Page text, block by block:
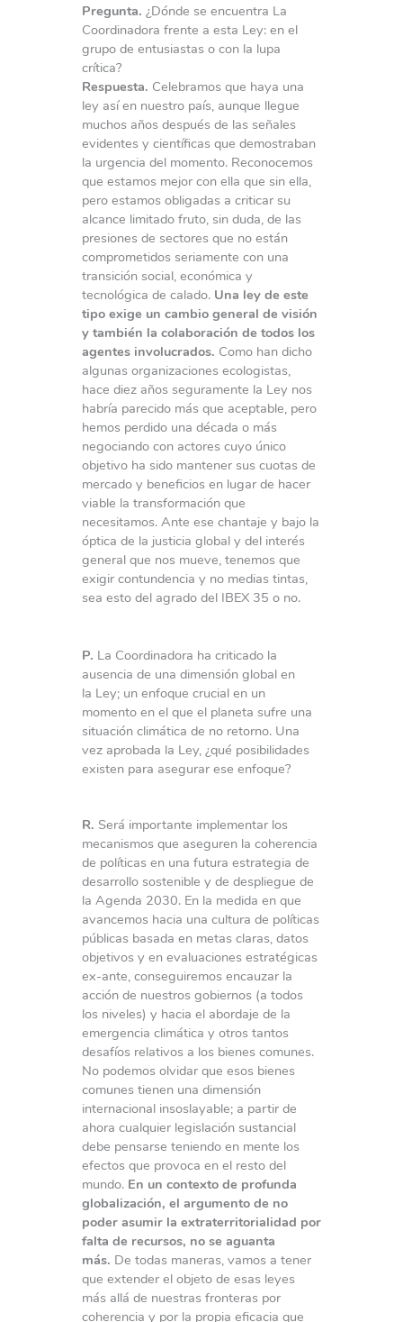
Pregunta. ¿Dónde se encuentra La
Coordinadora frente a esta Ley: en el
grupo de entusiastas o con la lupa
crítica?
Respuesta. Celebramos que haya una
ley así en nuestro país, aunque llegue
muchos años después de las señales
evidentes y científicas que demostraban
la urgencia del momento. Reconocemos
que estamos mejor con ella que sin ella,
pero estamos obligadas a criticar su
alcance limitado fruto, sin duda, de las
presiones de sectores que no están
comprometidos seriamente con una
transición social, económica y
tecnológica de calado. Una ley de este
tipo exige un cambio general de visión
y también la colaboración de todos los
agentes involucrados. Como han dicho
algunas organizaciones ecologistas,
hace diez años seguramente la Ley nos
habría parecido más que aceptable, pero
hemos perdido una década o más
negociando con actores cuyo único
objetivo ha sido mantener sus cuotas de
mercado y beneficios en lugar de hacer
viable la transformación que
necesitamos. Ante ese chantaje y bajo la
óptica de la justicia global y del interés
general que nos mueve, tenemos que
exigir contundencia y no medias tintas,
sea esto del agrado del IBEX 35 o no.
P. La Coordinadora ha criticado la
ausencia de una dimensión global en
la Ley; un enfoque crucial en un
momento en el que el planeta sufre una
situación climática de no retorno. Una
vez aprobada la Ley, ¿qué posibilidades
existen para asegurar ese enfoque?
R. Será importante implementar los
mecanismos que aseguren la coherencia
de políticas en una futura estrategia de
desarrollo sostenible y de despliegue de
la Agenda 2030. En la medida en que
avancemos hacia una cultura de políticas
públicas basada en metas claras, datos
objetivos y en evaluaciones estratégicas
ex-ante, conseguiremos encauzar la
acción de nuestros gobiernos (a todos
los niveles) y hacia el abordaje de la
emergencia climática y otros tantos
desafíos relativos a los bienes comunes.
No podemos olvidar que esos bienes
comunes tienen una dimensión
internacional insoslayable; a partir de
ahora cualquier legislación sustancial
debe pensarse teniendo en mente los
efectos que provoca en el resto del
mundo. En un contexto de profunda
globalización, el argumento de no
poder asumir la extraterritorialidad por
falta de recursos, no se aguanta
más. De todas maneras, vamos a tener
que extender el objeto de esas leyes
más allá de nuestras fronteras por
coherencia y por la propia eficacia que